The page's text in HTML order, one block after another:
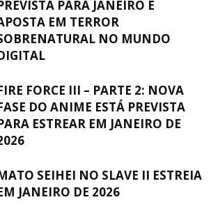
PARA JANEIRO E
EM TERROR
NO MUNDO
FORCE III – PARTE 2: NOVA
DO ANIME ESTÁ PREVISTA
ESTREAR EM JANEIRO DE
SEIHEI NO SLAVE II ESTREIA
JANEIRO DE 2026